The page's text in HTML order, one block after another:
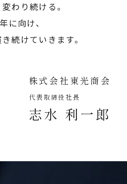
わり続ける。
に向け、
続けていきます。
株式会社東光商会
代表取締役社長
志水 利一郎